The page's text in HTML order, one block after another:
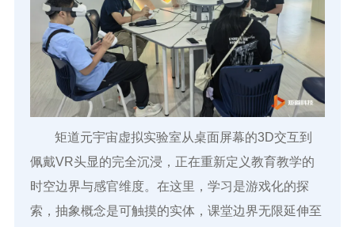
矩道元宇宙虚拟实验室从桌面屏幕的3D交互到
佩戴VR头显的完全沉浸，正在重新定义教育教学的
时空边界与感官维度。在这里，学习是游戏化的探
索，抽象概念是可触摸的实体，课堂边界无限延伸至